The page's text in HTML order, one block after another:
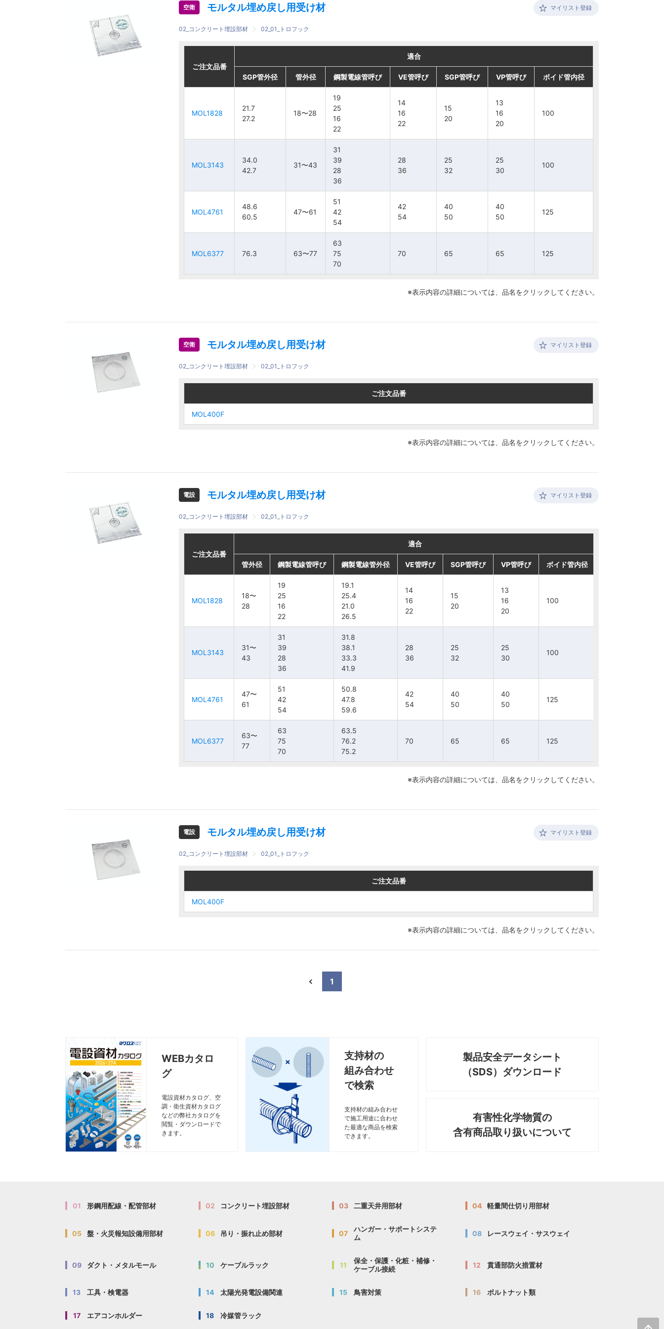
空衛 モルタル埋め戻し用受け材
02_コンクリート埋設部材 02_01_トロフック
マイリスト登録
ご注文品番
適合
SGP管外径 管外径 鋼製電線管呼び VE管呼び SGP管呼び VP管呼び ボイド管内径
MOL1828
21.7
27.2
28
19
25
16
22
14
16
22
15
20
100
MOL3143
34.0
42.7
43
31
39
28
36
28
36
25
32
30
100
MOL4761
48.6
60.5
61
51
42
54
42
54
40
50
40
50
125
MOL6377 76.3
77
63
75
70
70 65 65 125
ご注文品番
適合
SGP管外径 管外径 鋼製電線管呼び VE管呼び SGP管呼び VP管呼び ボイド管内径
MOL1828
21.7
27.2
18〜28
19
25
16
22
14
16
22
15
20
13
16
20
100
MOL3143
34.0
42.7
31〜43
31
39
28
36
28
36
25
32
25
30
100
MOL4761
48.6
60.5
47〜61
51
42
54
42
54
40
50
40
50
125
MOL6377 76.3 63〜77
63
75
70
70 65 65 125
ご注文品番
適合
SGP管外径 管外径 鋼製電線管呼び VE管呼び SGP管呼び VP管呼び ボイド管内径
MOL1828
21.7
27.2
28
19
25
16
22
14
16
22
15
20
100
MOL3143
34.0
42.7
43
31
39
28
36
28
36
25
32
30
100
MOL4761
48.6
60.5
61
51
42
54
42
54
40
50
40
50
125
MOL6377 76.3
77
63
75
70
70 65 65 125
ご注文品番
適合
SGP管外径 管外径 鋼製電線管呼び VE管呼び SGP管呼び VP管呼び ボイド管内径
MOL1828
21.7
27.2
18〜28
19
25
16
22
14
16
22
15
20
13
16
20
100
MOL3143
34.0
42.7
31〜43
31
39
28
36
28
36
25
32
25
30
100
MOL4761
48.6
60.5
47〜61
51
42
54
42
54
40
50
40
50
125
MOL6377 76.3 63〜77
63
75
70
70 65 65 125
※表示内容の詳細については、 品名をクリックしてください。
空衛 モルタル埋め戻し用受け材
02_コンクリート埋設部材 02_01_トロフック
マイリスト登録
MOL400F
ご注文品番
MOL400F
MOL400F
ご注文品番
MOL400F
※表示内容の詳細については、 品名をクリックしてください。
電設 モルタル埋め戻し用受け材
02_コンクリート埋設部材 02_01_トロフック
マイリスト登録
ご注文品番
適合
管外径 鋼製電線管呼び 鋼製電線管外径 VE管呼び SGP管呼び VP管呼び ボイド管内径
MOL1828
18〜
28
19
25
16
22
19.1
25.4
21.0
26.5
14
16
22
15
20
13
16
20
100
MOL3143
31〜
43
31
39
28
36
31.8
38.1
33.3
41.9
28
36
25
32
25
30
100
MOL4761
47〜
61
51
42
54
50.8
47.8
59.6
42
54
40
50
40
50
125
MOL6377
63〜
77
63
75
70
63.5
76.2
75.2
70 65 65 125
ご注文品番
適合
管外径 鋼製電線管呼び 鋼製電線管外径 VE管呼び SGP管呼び VP管呼び ボイド管内径
MOL1828
18〜
28
19
25
16
22
19.1
25.4
21.0
26.5
14
16
22
15
20
13
16
20
100
MOL3143
31〜
43
31
39
28
36
31.8
38.1
33.3
41.9
28
36
25
32
25
30
100
MOL4761
47〜
61
51
42
54
50.8
47.8
59.6
42
54
40
50
40
50
125
MOL6377
63〜
77
63
75
70
63.5
76.2
75.2
70 65 65 125
ご注文品番
適合
管外径 鋼製電線管呼び 鋼製電線管外径 VE管呼び SGP管呼び VP管呼び ボイド管内径
MOL1828
18〜
28
19
25
16
22
19.1
25.4
21.0
26.5
14
16
22
15
20
13
16
20
100
MOL3143
31〜
43
31
39
28
36
31.8
38.1
33.3
41.9
28
36
25
32
25
30
100
MOL4761
47〜
61
51
42
54
50.8
47.8
59.6
42
54
40
50
40
50
125
MOL6377
63〜
77
63
75
70
63.5
76.2
75.2
70 65 65 125
ご注文品番
適合
管外径 鋼製電線管呼び 鋼製電線管外径 VE管呼び SGP管呼び VP管呼び ボイド管内径
MOL1828
18〜
28
19
25
16
22
19.1
25.4
21.0
26.5
14
16
22
15
20
13
16
20
100
MOL3143
31〜
43
31
39
28
36
31.8
38.1
33.3
41.9
28
36
25
32
25
30
100
MOL4761
47〜
61
51
42
54
50.8
47.8
59.6
42
54
40
50
40
50
125
MOL6377
63〜
77
63
75
70
63.5
76.2
75.2
70 65 65 125
※表示内容の詳細については、 品名をクリックしてください。
電設 モルタル埋め戻し用受け材
02_コンクリート埋設部材 02_01_トロフック
マイリスト登録
MOL400F
ご注文品番
MOL400F
MOL400F
ご注文品番
MOL400F
※表示内容の詳細については、 品名をクリックしてください。
1
WEBカタロ
グ
電設資材カタログ、空
調・衛生資材カタログ
などの弊社カタログを
閲覧・ダウンロードで
きます。
支持材の
組み合わせ
で検索
支持材の組み合わせ
で施工用途に合わせ
た最適な商品を検索
できます。
製品安全データシート
（SDS）ダウンロード
有害性化学物質の
含有商品取り扱いについて
01 形鋼用配線・配管部材 02 コンクリート埋設部材 03 二重天井用部材 04 軽量間仕切り用部材
05 盤・火災報知設備用部材 06 吊り・振れ止め部材 07
ハンガー・サポートシステ
ム
08 レースウェイ・サスウェイ
09 ダクト・メタルモール 10 ケーブルラック 11
保全・保護・化粧・補修・
ケーブル接続
12 貫通部防火措置材
13 工具・検電器 14 太陽光発電設備関連 15 鳥害対策 16 ボルトナット類
17 エアコンホルダー 18 冷媒管ラック